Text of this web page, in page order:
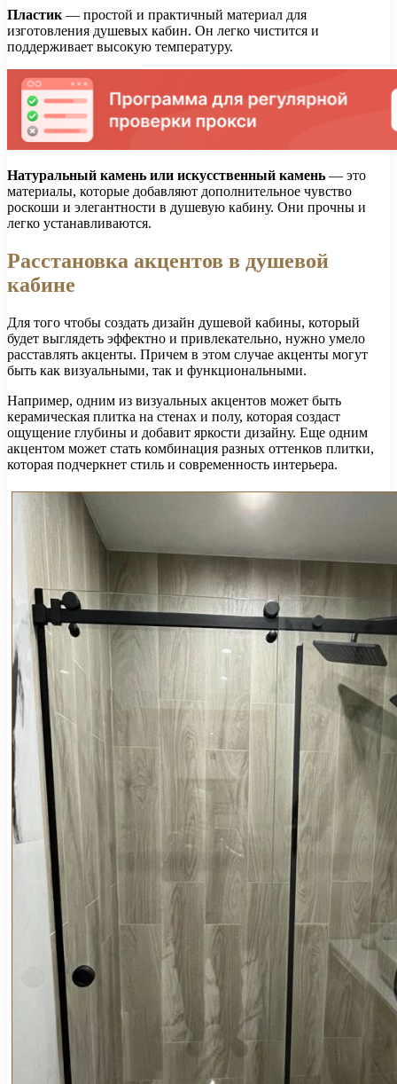
Пластик — простой и практичный материал для
изготовления душевых кабин. Он легко чистится и
поддерживает высокую температуру.
Натуральный камень или искусственный камень — это
материалы, которые добавляют дополнительное чувство
роскоши и элегантности в душевую кабину. Они прочны и
легко устанавливаются.
Расстановка акцентов в душевой
кабине
Для того чтобы создать дизайн душевой кабины, который
будет выглядеть эффектно и привлекательно, нужно умело
расставлять акценты. Причем в этом случае акценты могут
быть как визуальными, так и функциональными.
Например, одним из визуальных акцентов может быть
керамическая плитка на стенах и полу, которая создаст
ощущение глубины и добавит яркости дизайну. Еще одним
акцентом может стать комбинация разных оттенков плитки,
которая подчеркнет стиль и современность интерьера.